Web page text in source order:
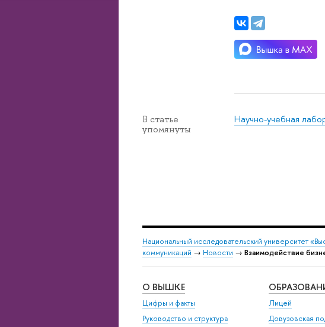
В статье
упомянуты
Научно-учебная
Национальный исследовательский университет
коммуникаций → Новости → Взаимодействие
О ВЫШКЕ
Цифры и факты
Руководство и структура
Лицей
Довузовская